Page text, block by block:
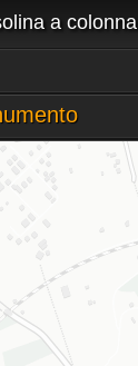
a colonna